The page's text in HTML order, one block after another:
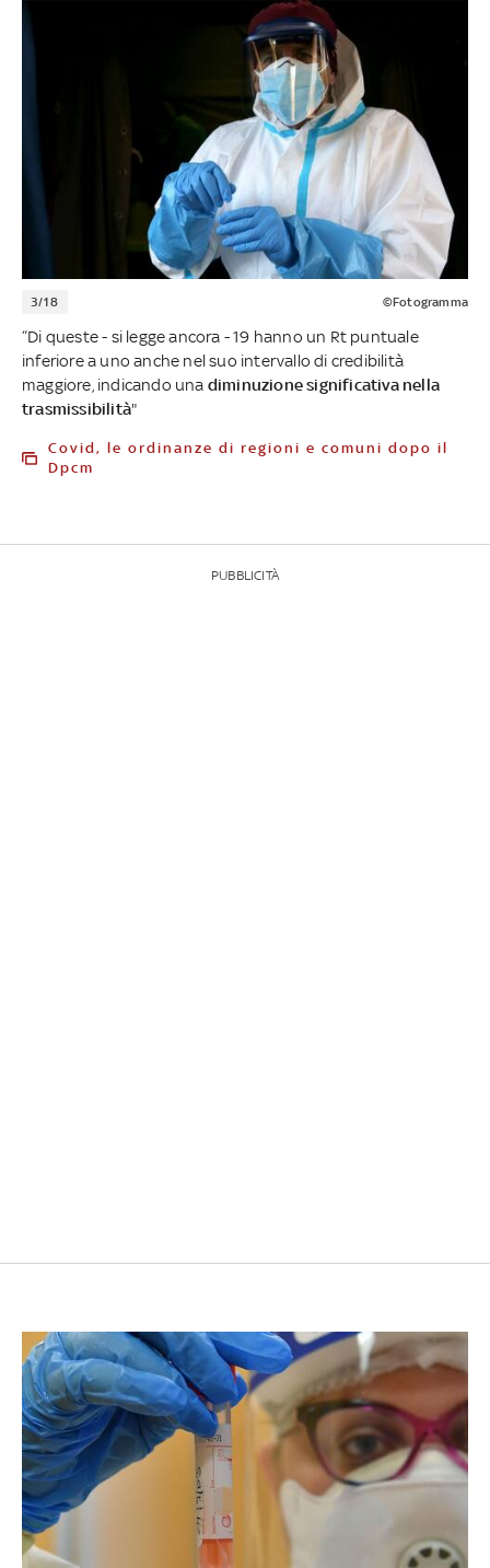
3/18 ©Fotogramma
“Di queste - si legge ancora - 19 hanno un Rt puntuale
inferiore a uno anche nel suo intervallo di credibilità
maggiore, indicando una diminuzione significativa nella
trasmissibilità"
Covid, le ordinanze di regioni e comuni dopo il
Dpcm
PUBBLICITÀ